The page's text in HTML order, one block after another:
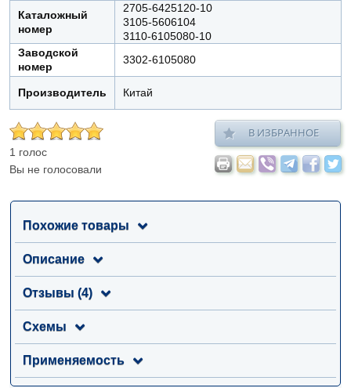
Каталожный
номер
2705-6425120-10
3105-5606104
3110-6105080-10
Заводской
номер
3302-6105080
Производитель Китай
1 голос
Вы не голосовали
В ИЗБРАННОЕ
Похожие товары
Описание
Отзывы (4)
Схемы
Применяемость